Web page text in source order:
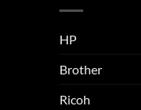
HP
Brother
Ricoh